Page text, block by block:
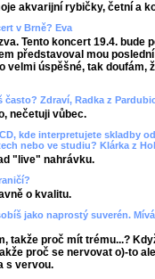
akvarijní rybičky, četní a
v Brně? Eva
Tento koncert 19.4. bude
představoval mou
velmi úspěšné, tak doufám,
často? Zdraví, Radka z
nečetuji vůbec.
kde interpretujete skladby
nebo ve studiu? Klárka z
"live" nahrávku.
o kvalitu.
jako naprostý suverén.
takže proč mít trému...?
proč se nervovat o)-to
s vervou.